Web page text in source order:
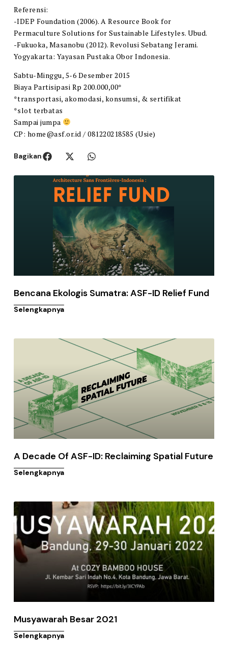
Referensi:
-IDEP Foundation (2006). A Resource Book for
Permaculture Solutions for Sustainable Lifestyles. Ubud.
-Fukuoka, Masanobu (2012). Revolusi Sebatang Jerami.
Yogyakarta: Yayasan Pustaka Obor Indonesia.
Sabtu-Minggu, 5-6 Desember 2015
Biaya Partisipasi Rp 200.000,00*
*transportasi, akomodasi, konsumsi, & sertifikat
*slot terbatas
Sampai jumpa
CP: home@asf.or.id / 081220218585 (Usie)
Bagikan
Bencana Ekologis Sumatra: ASF-ID Relief Fund
Selengkapnya
A Decade Of ASF-ID: Reclaiming Spatial Future
Selengkapnya
Musyawarah Besar 2021
Selengkapnya